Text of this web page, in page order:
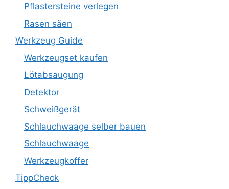
Pflastersteine verlegen
Rasen säen
Werkzeug Guide
Werkzeugset kaufen
Lötabsaugung
Detektor
Schweißgerät
Schlauchwaage selber bauen
Schlauchwaage
Werkzeugkoffer
TippCheck